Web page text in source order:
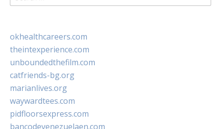
for:
okhealthcareers.com
theintexperience.com
unboundedthefilm.com
catfriends-bg.org
marianlives.org
waywardtees.com
pidfloorsexpress.com
bancodevenezuelaen.com